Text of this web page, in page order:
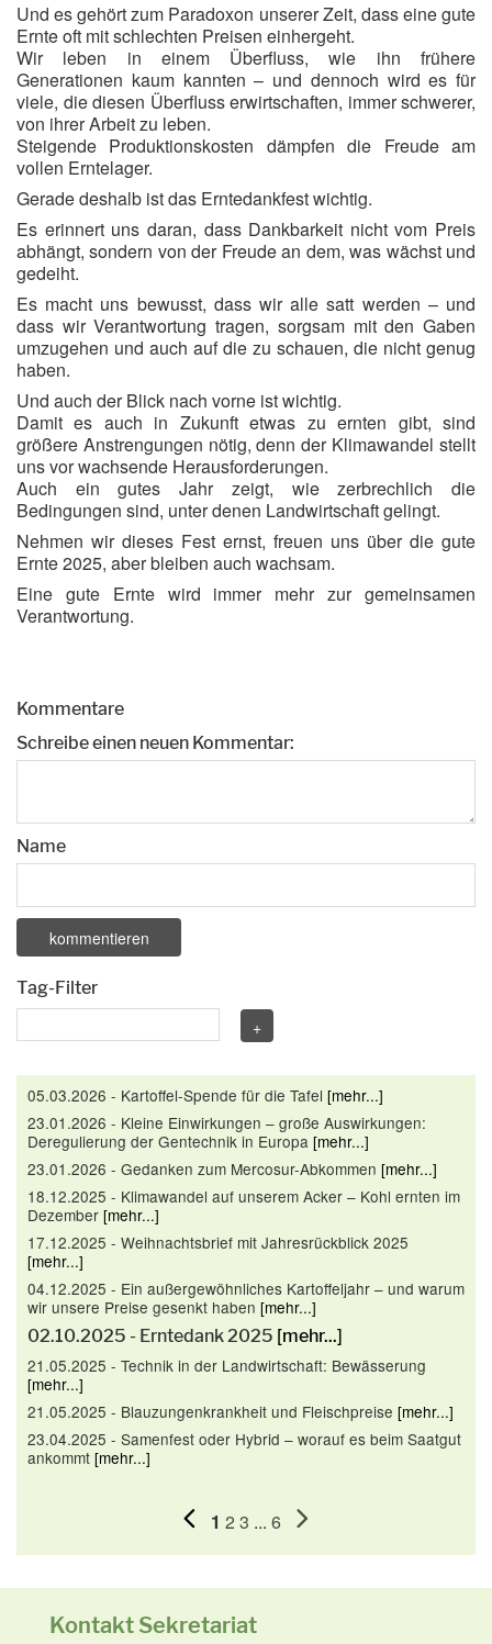
Und es gehört zum Paradoxon unserer Zeit, dass eine gute
Ernte oft mit schlechten Preisen einhergeht.
Wir leben in einem Überfluss, wie ihn frühere
Generationen kaum kannten – und dennoch wird es für
viele, die diesen Überfluss erwirtschaften, immer schwerer,
von ihrer Arbeit zu leben.
Steigende Produktionskosten dämpfen die Freude am
vollen Erntelager.
Gerade deshalb ist das Erntedankfest wichtig.
Es erinnert uns daran, dass Dankbarkeit nicht vom Preis
abhängt, sondern von der Freude an dem, was wächst und
gedeiht.
Es macht uns bewusst, dass wir alle satt werden – und
dass wir Verantwortung tragen, sorgsam mit den Gaben
umzugehen und auch auf die zu schauen, die nicht genug
haben.
Und auch der Blick nach vorne ist wichtig.
Damit es auch in Zukunft etwas zu ernten gibt, sind
größere Anstrengungen nötig, denn der Klimawandel stellt
uns vor wachsende Herausforderungen.
Auch ein gutes Jahr zeigt, wie zerbrechlich die
Bedingungen sind, unter denen Landwirtschaft gelingt.
Nehmen wir dieses Fest ernst, freuen uns über die gute
Ernte 2025, aber bleiben auch wachsam.
Eine gute Ernte wird immer mehr zur gemeinsamen
Verantwortung.
Kommentare
Schreibe einen neuen Kommentar:
Name
Tag-Filter
05.03.2026 - Kartoffel-Spende für die Tafel [mehr...]
23.01.2026 - Kleine Einwirkungen – große Auswirkungen:
Deregulierung der Gentechnik in Europa [mehr...]
23.01.2026 - Gedanken zum Mercosur-Abkommen [mehr...]
18.12.2025 - Klimawandel auf unserem Acker – Kohl ernten im
Dezember [mehr...]
17.12.2025 - Weihnachtsbrief mit Jahresrückblick 2025
[mehr...]
04.12.2025 - Ein außergewöhnliches Kartoffeljahr – und warum
wir unsere Preise gesenkt haben [mehr...]
02.10.2025 - Erntedank 2025 [mehr...]
21.05.2025 - Technik in der Landwirtschaft: Bewässerung
[mehr...]
21.05.2025 - Blauzungenkrankheit und Fleischpreise [mehr...]
23.04.2025 - Samenfest oder Hybrid – worauf es beim Saatgut
ankommt [mehr...]
1 2 3 ... 6
Kontakt Sekretariat